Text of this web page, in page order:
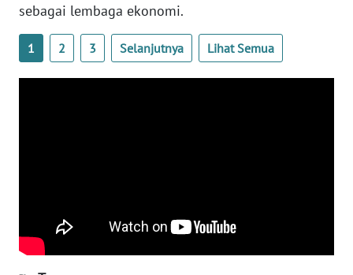
sebagai lembaga ekonomi.
1 2 3 Selanjutnya Lihat Semua
WN
SUMBAR
WN
WN
JATENG